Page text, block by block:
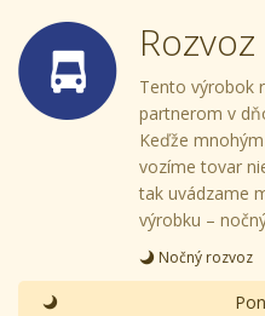
Tento výrobok
partnerom v
Keďže
vozíme tovar
tak uvádzame
výrobku –
Nočný rozvoz